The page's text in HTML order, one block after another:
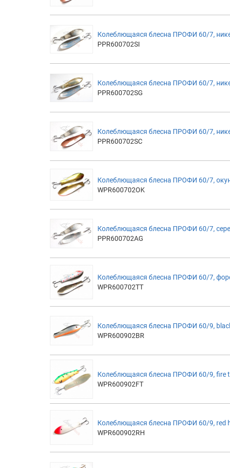
Колеблющаяся блесна ПРОФИ 60/7,
PPR600702SI
Колеблющаяся блесна ПРОФИ 60/7,
PPR600702SG
Колеблющаяся блесна ПРОФИ 60/7,
PPR600702SC
Колеблющаяся блесна ПРОФИ 60/7,
WPR600702OK
Колеблющаяся блесна ПРОФИ 60/7,
PPR600702AG
Колеблющаяся блесна ПРОФИ 60/7,
WPR600702TT
Колеблющаяся блесна ПРОФИ 60/9,
WPR600902BR
Колеблющаяся блесна ПРОФИ 60/9, fire
WPR600902FT
Колеблющаяся блесна ПРОФИ 60/9, red
WPR600902RH